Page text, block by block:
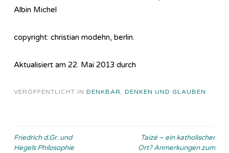
Albin Michel
copyright: christian modehn, berlin.
Aktualisiert am 22. Mai 2013 durch
VERÖFFENTLICHT IN DENKBAR, DENKEN UND GLAUBEN
Beitragsnavigation
Friedrich d.Gr. und
Hegels Philosophie
Taizé – ein katholischer
Ort? Anmerkungen zum